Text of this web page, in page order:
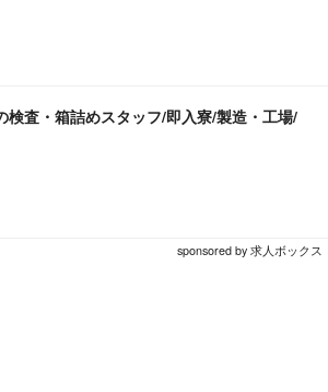
検査・箱詰めスタッフ/即入寮/製造・工場/
sponsored by 求人ボックス